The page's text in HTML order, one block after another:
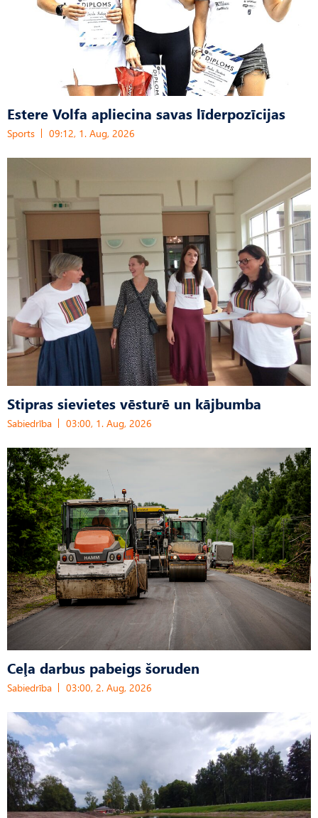
Estere Volfa apliecina savas līderpozīcijas
Sports 09:12, 1. Aug, 2026
Stipras sievietes vēsturē un kājbumba
Sabiedrība 03:00, 1. Aug, 2026
Ceļa darbus pabeigs šoruden
Sabiedrība 03:00, 2. Aug, 2026